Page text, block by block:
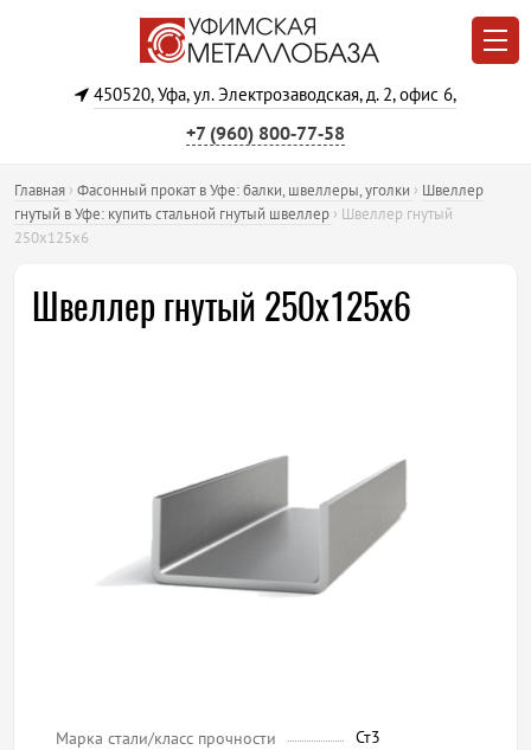
450520, Уфа, ул. Электрозаводская, д. 2, офис 6,
+7 (960) 800‐77‐58
Главная › Фасонный прокат в Уфе: балки, швеллеры, уголки › Швеллер
гнутый в Уфе: купить стальной гнутый швеллер › Швеллер гнутый
250х125х6
Швеллер гнутый 250х125х6
Марка стали/класс прочности
Ст3